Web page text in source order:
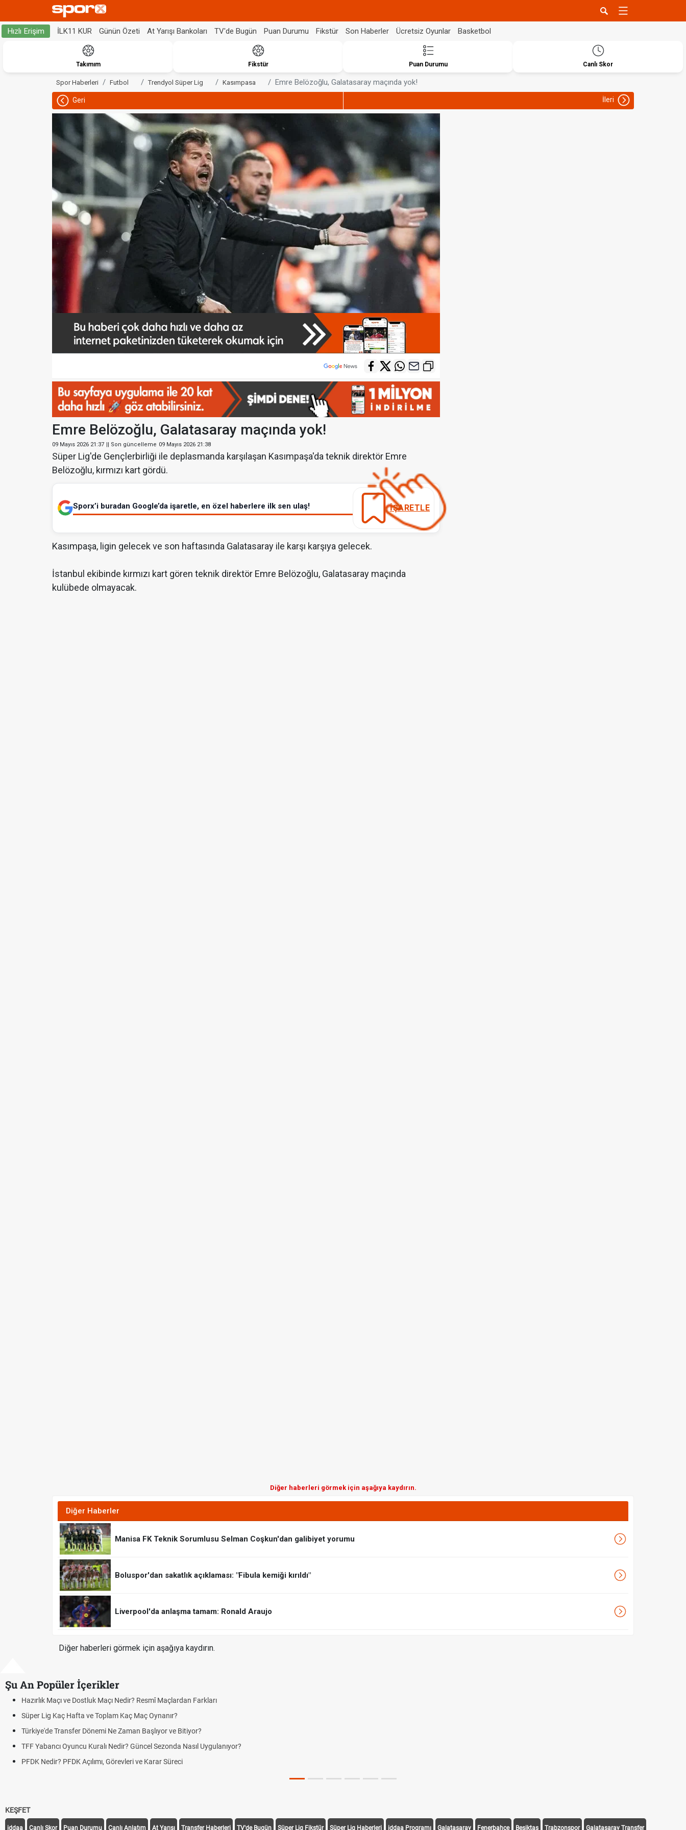
Hızlı Erişim İLK11 KUR Günün Özeti At Yarışı Bankoları TV'de Bugün Puan Durumu Fikstür Son Haberler Ücretsiz Oyunlar Basketbol
Takımım Fikstür Puan Durumu Canlı Skor
Spor Haberleri Futbol Trendyol Süper Lig Kasımpasa Emre Belözoğlu, Galatasaray maçında yok!
Geri İleri
Emre Belözoğlu, Galatasaray maçında yok!
09 Mayıs 2026 21:37 || Son güncelleme 09 Mayıs 2026 21:38
Süper Lig'de Gençlerbirliği ile deplasmanda karşılaşan Kasımpaşa'da teknik direktör Emre
Belözoğlu, kırmızı kart gördü.
Sporx’i buradan Google’da işaretle, en özel haberlere ilk sen ulaş! İŞARETLE
Kasımpaşa, ligin gelecek ve son haftasında Galatasaray ile karşı karşıya gelecek.
İstanbul ekibinde kırmızı kart gören teknik direktör Emre Belözoğlu, Galatasaray maçında
kulübede olmayacak.
Diğer haberleri görmek için aşağıya kaydırın.
Diğer Haberler
Manisa FK Teknik Sorumlusu Selman Coşkun'dan galibiyet yorumu
Boluspor'dan sakatlık açıklaması: "Fibula kemiği kırıldı"
Liverpool'da anlaşma tamam: Ronald Araujo
Diğer haberleri görmek için aşağıya kaydırın.
Şu An Popüler İçerikler
Puan Durumunda AG, OM ve Diğer Kısaltmalar Ne Anlama Gelir?
Skor Ne Demek? Sporda Skor ve Sonuç Kavramları
Futbol Nasıl Oynanır? Temel Futbol Kuralları
Deplasman Golü Kuralı Nedir? Hangi Organizasyonlarda Uygulanıyor?
DGS Sonuçları Ne Zaman Açıklanacak 2026? ÖSYM Sonuç Tarihini Duyurdu
KEŞFET
iddaa Canlı Skor Puan Durumu Canlı Anlatım At Yarışı Transfer Haberleri TV'de Bugün Süper Lig Fikstür Süper Lig Haberleri iddaa Programı Galatasaray Fenerbahçe Beşiktaş Trabzonspor Galatasaray Transfer